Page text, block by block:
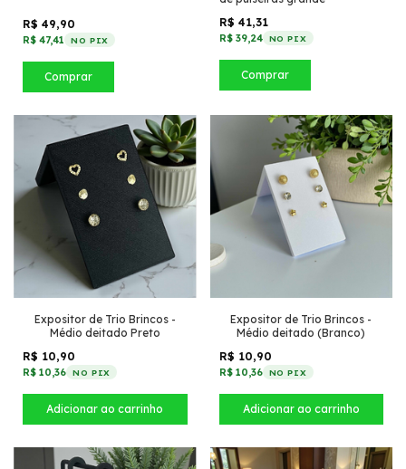
R$ 49,90
R$ 47,41 NO PIX
Comprar
R$ 41,31
R$ 39,24 NO PIX
Comprar
Expositor de Trio Brincos -
Médio deitado Preto
R$ 10,90
R$ 10,36 NO PIX
Expositor de Trio Brincos -
Médio deitado (Branco)
R$ 10,90
R$ 10,36 NO PIX